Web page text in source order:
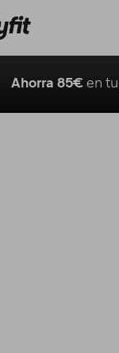
Ahorra 85€ en tu